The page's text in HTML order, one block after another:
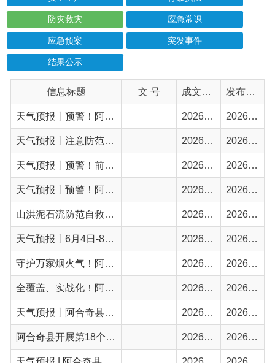
结果公示
信息标题 文 号 成文日期 发布日期
天气预报丨预警！阿合奇8月上旬高温、降水、大风来袭
2026-07-22 2026-07-22
天气预报丨预警！阿合奇县暴雨、高温天气来袭 2026-07-10 2026-07-10
山洪泥石流防范自救要点→防、警、避、逃、跑、听 2026-06-08 2026-06-08
天气预报丨6月4日-8日！阿合奇县强降水+降温+大风来袭，高考出行请注意！ 2026-06-05 2026-06-05
守护万家烟火气！阿合奇县全力排查整治燃气安全隐患 2026-05-18 2026-05-18
天气预报丨阿合奇县未来一周强风沙尘降温天气来袭 2026-05-12 2026-05-12
阿合奇县开展第18个全国防灾减灾日主题宣传活动 2026-05-11 2026-05-11
天气预报 | 阿合奇县将迎大风沙尘、降水降温天气
天气预报 | 阿合奇县4月23日-26日有明显降水，山区雨雪+大风来袭！ 2026-04-24 2026-04-24
重要天气提示：雨雪、大风、沙尘天气即将抵达 2026-04-20 2026-04-20
清明追思，勿忘防火！这份指南请查收 2026-03-30 2026-03-30
阿合奇县召开防震减灾工作部署会 2026-03-16 2026-03-16